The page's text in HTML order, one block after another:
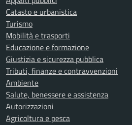
Catasto e urbanistica
Turismo
Mobilità e trasporti
Educazione e formazione
Giustizia e sicurezza pubblica
Tributi, finanze e contravvenzioni
Ambiente
Salute, benessere e assistenza
Autorizzazioni
Agricoltura e pesca